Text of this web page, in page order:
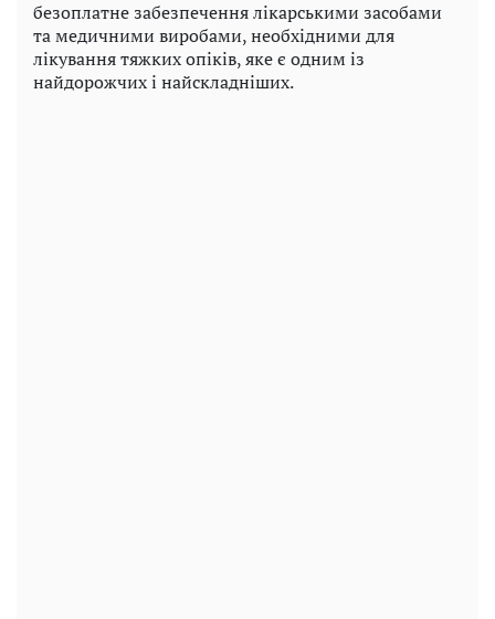
безоплатне забезпечення лікарськими засобами
та медичними виробами, необхідними для
лікування тяжких опіків, яке є одним із
найдорожчих і найскладніших.